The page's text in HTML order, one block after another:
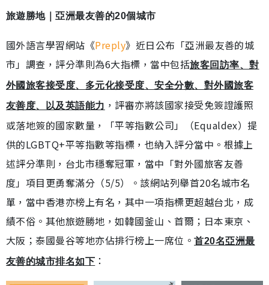
:
1
6
%
間
旅遊勝地｜亞洲最友善的20個城市
國外語言學習網站《Preply》近日公布「亞洲最友善的城
市」調查，評分準則為6大指標，當中包括旅客回訪率、對
外國旅客接受度、多元化接受度、安全分數、對外國旅客
友善度、以及英語能力 ，評審亦將該國家接受免簽證護照
或落地簽的國家數量，「平等指數公司」（Equaldex）提
供的LGBTQ+平等指數等指標，也納入評分當中。根據上
述評分準則，台北市穩奪冠軍，當中「對外國旅客友善
度」項目更勇奪滿分（5/5）。該網站列舉首20名城市名
單，當中香港亦榜上有名，其中一項指標更超越台北，成
績不俗。其他旅遊勝地，如韓國釜山、首爾；日本東京、
大阪；泰國曼谷等地亦佔排行榜上一席位。首20名亞洲最
友善的城市排名如下 ：